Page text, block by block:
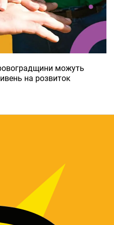
можуть
на розвиток